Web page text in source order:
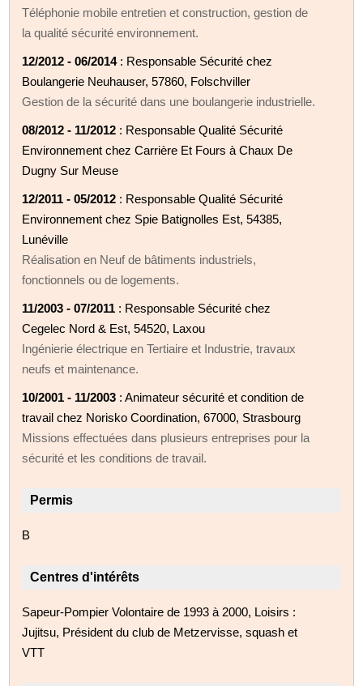
Téléphonie mobile entretien et construction, gestion de
la qualité sécurité environnement.
12/2012 - 06/2014: Responsable Sécurité chez
Boulangerie Neuhauser, 57860, Folschviller
Gestion de la sécurité dans une boulangerie industrielle.
08/2012 - 11/2012 : Responsable Qualité Sécurité
Environnement chez Carrière Et Fours à Chaux De
Dugny Sur Meuse
12/2011 - 05/2012 : Responsable Qualité Sécurité
Environnement chez Spie Batignolles Est, 54385,
Lunéville
Réalisation en Neuf de bâtiments industriels,
fonctionnels ou de logements.
11/2003 - 07/2011 : Responsable Sécurité chez
Cegelec Nord & Est, 54520, Laxou
Ingénierie électrique en Tertiaire et Industrie, travaux
neufs et maintenance.
10/2001 - 11/2003 : Animateur sécurité et condition de
travail chez Norisko Coordination, 67000, Strasbourg
Missions effectuées dans plusieurs entreprises pour la
sécurité et les conditions de travail.
Permis
B
Centres d'intérêts
Sapeur-Pompier Volontaire de 1993 à 2000, Loisirs :
Jujitsu, Président du club de Metzervisse, squash et
VTT